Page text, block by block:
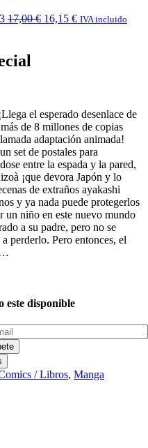
17,00€ 16,15 € IVA incluido
el esperado desenlace de
de 8 millones de copias
adaptación animada!
set de postales para
entre la espada y la pared,
¡que devora Japón y lo
de extraños ayakashi
y ya nada puede protegerlos
un niño en este nuevo mundo
a su padre, pero no se
perderlo. Pero entonces, el
este disponible
/ Libros, Manga